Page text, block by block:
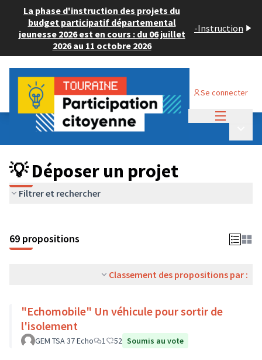
La phase d'instruction des projets du
budget participatif départemental
jeunesse 2026 est en cours : du 06 juillet
2026 au 11 octobre 2026
-Instruction
Se connecter
Budget Participatif ADULTE 2024
💡 Déposer un projet
💡 Déposer un projet
Filtrer et rechercher
69 propositions
Classement des propositions par :
"Echomobile" Un véhicule pour sortir de
l'isolement
GEM TSA 37 Echo 1 52 Soumis au vote